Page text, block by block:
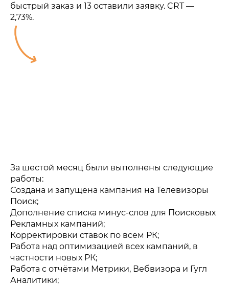
быстрый заказ и 13 оставили заявку. CRT —
2,73%.
За шестой месяц были выполнены следующие
работы:
Создана и запущена кампания на Телевизоры
Поиск;
Дополнение списка минус-слов для Поисковых
Рекламных кампаний;
Корректировки ставок по всем РК;
Работа над оптимизацией всех кампаний, в
частности новых РК;
Работа с отчётами Метрики, Вебвизора и Гугл
Аналитики;